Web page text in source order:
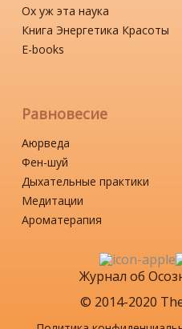
Ох уж эта наука
Книга Энергетика Красоты
Е-books
Равновесие
Аюрведа
Фен-шуй
Дыхательные практики
Медитации
Ароматерапия
Журнал об
© 2014-2020